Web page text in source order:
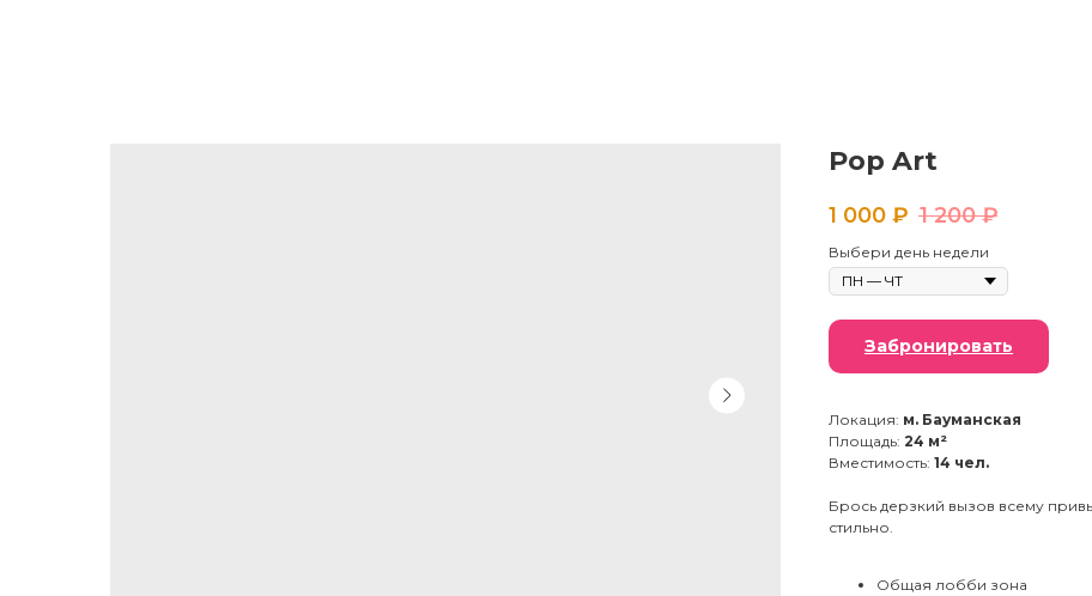
Pop Art
1 000 ₽ 1 200 ₽
Выбери день недели
Забронировать
Локация: м. Бауманская
Площадь: 24 м²
Вместимость: 14 чел.
Брось дерзкий вызов всему
стильно.
Общая лобби зона